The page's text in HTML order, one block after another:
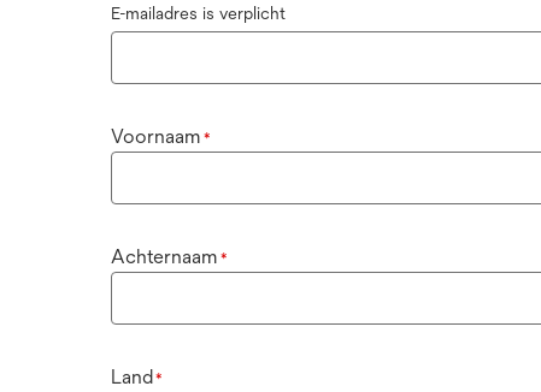
E-mailadres is verplicht
Voornaam *
Achternaam *
Land *